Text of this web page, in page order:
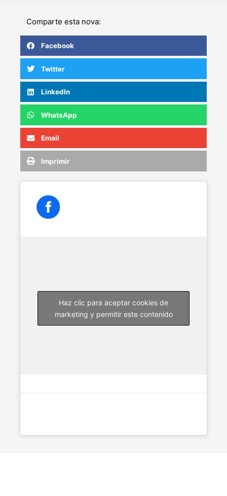
Comparte esta nova:
Facebook
Twitter
LinkedIn
WhatsApp
Email
Imprimir
Haz clic para aceptar cookies de
marketing y permitir este contenido